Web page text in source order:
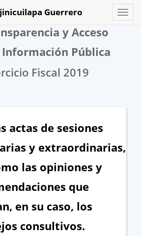
Toggle
Guerrero
y Acceso
Información Pública
Fiscal 2019
actas de sesiones
y extraordinarias,
las opiniones y
que
en su caso, los
consultivos.